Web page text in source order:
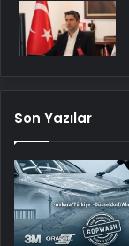
Son Yazılar